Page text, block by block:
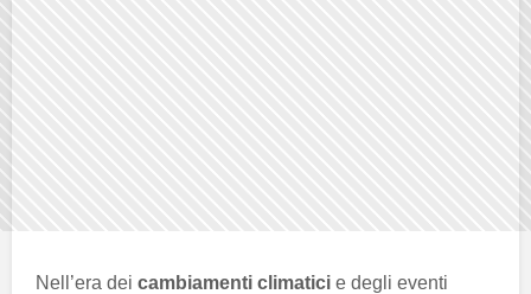
Nell’era dei cambiamenti climatici e degli eventi